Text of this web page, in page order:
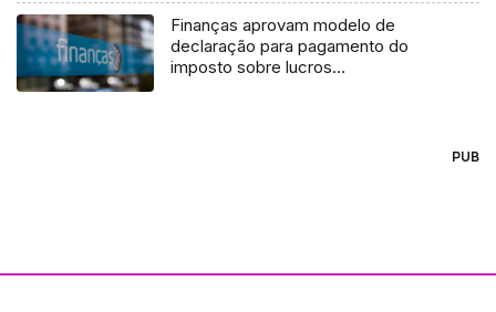
Finanças aprovam modelo de
declaração para pagamento do
imposto sobre lucros
PUB